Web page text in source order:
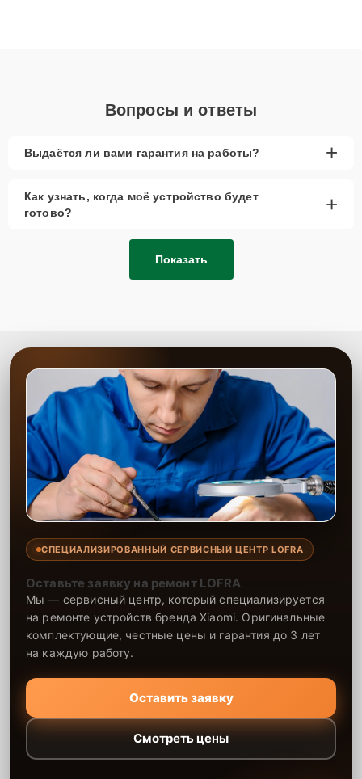
Вопросы и ответы
Выдаётся ли вами гарантия на работы? +
Как узнать, когда моё устройство будет
готово?
+
Показать
СПЕЦИАЛИЗИРОВАННЫЙ СЕРВИСНЫЙ ЦЕНТР LOFRA
Оставьте заявку на ремонт LOFRA
Мы — сервисный центр, который специализируется
на ремонте устройств бренда Xiaomi. Оригинальные
комплектующие, честные цены и гарантия до 3 лет
на каждую работу.
Оставить заявку
Смотреть цены